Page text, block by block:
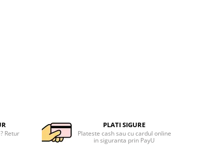
Retur
PLATI SIGURE
Plateste cash sau cu cardul online
in siguranta prin PayU